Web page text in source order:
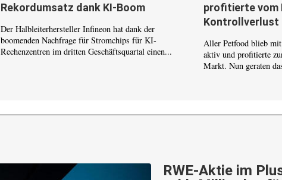
Rekordumsatz dank KI-Boom
Der Halbleiterhersteller Infineon hat dank der
boomenden Nachfrage für Stromchips für KI-
Rechenzentren im dritten Geschäftsquartal einen...
profitierte vom
Kontrollverlust
Aller Petfood blieb
aktiv und profitierte
Markt. Nun geraten
RWE-Aktie im